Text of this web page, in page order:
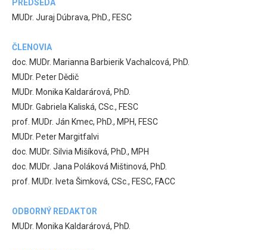
PREDSEDA
MUDr. Juraj Dúbrava, PhD., FESC
ČLENOVIA
doc. MUDr. Marianna Barbierik Vachalcová, PhD.
MUDr. Peter Dědič
MUDr. Monika Kaldarárová, PhD.
MUDr. Gabriela Kaliská, CSc., FESC
prof. MUDr. Ján Kmec, PhD., MPH, FESC
MUDr. Peter Margitfalvi
doc. MUDr. Silvia Mišíková, PhD., MPH
doc. MUDr. Jana Poláková Mištinová, PhD.
prof. MUDr. Iveta Šimková, CSc., FESC, FACC
ODBORNÝ REDAKTOR
MUDr. Monika Kaldarárová, PhD.